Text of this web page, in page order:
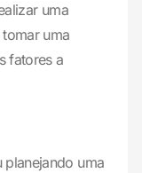
uma
uma
fatores a
uma